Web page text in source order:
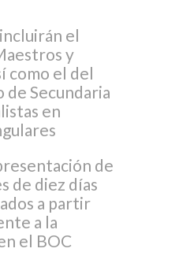
el
y
como el del
Secundaria
en
de
de diez días
a partir
a la
el BOC